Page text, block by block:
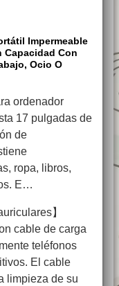
Impermeable
Capacidad Con
Ocio O
ordenador
17 pulgadas de
de
ropa, libros,
E…
】
cable de carga
teléfonos
El cable
limpieza de su